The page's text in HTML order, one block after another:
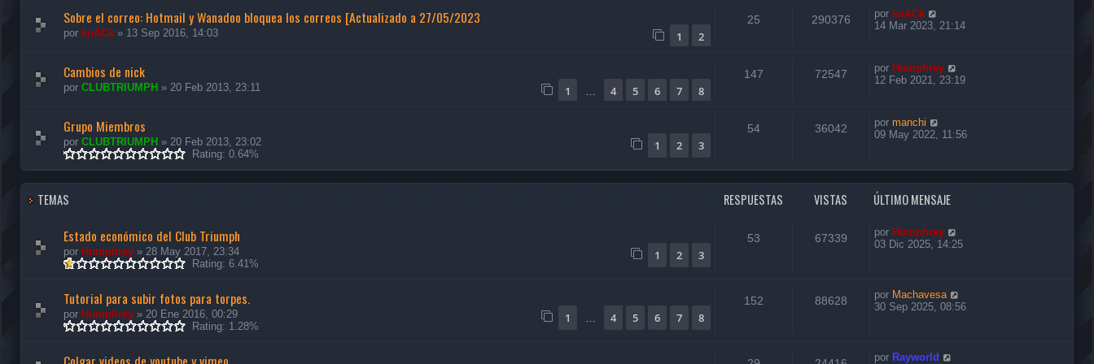
Sobre el correo: Hotmail y Wanadoo bloquea los correos [Actualizado a 27/05/2023
por knACk » 13 Sep 2016, 14:03 1 2
25 290376 por knACk
14 Mar 2023, 21:14
Cambios de nick
por CLUBTRIUMPH » 20 Feb 2013, 23:11 1 4 5 6 7 8
147 72547 por Humphrey
12 Feb 2021, 23:19
Grupo Miembros
por CLUBTRIUMPH » 20 Feb 2013, 23:02 1 2 3
Rating: 0.64%
54 36042 por manchi
09 May 2022, 11:56
TEMAS RESPUESTAS VISTAS ÚLTIMO MENSAJE
Estado económico del Club Triumph
por Humphrey » 28 May 2017, 23:34 1 2 3
Rating: 6.41%
53 67339 por Humphrey
03 Dic 2025, 14:25
Tutorial para subir fotos para torpes.
por Humphrey » 20 Ene 2016, 00:29 1 4 5 6 7 8
Rating: 1.28%
152 88628 por Machavesa
30 Sep 2025, 08:56
por Rayworld